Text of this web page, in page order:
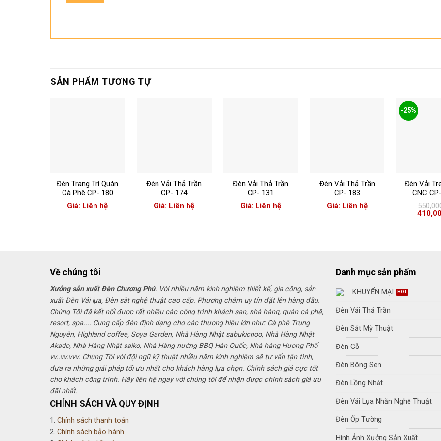
SẢN PHẨM TƯƠNG TỰ
Đèn Trang Trí Quán
Cà Phê CP- 180
Giá: Liên hệ
Đèn Vải Thả Trần
CP- 174
Giá: Liên hệ
Đèn Vải Thả Trần
CP- 131
Giá: Liên hệ
Đèn Vải Thả Trần
CP- 183
Giá: Liên hệ
-25%
Đèn Vải
CNC
Giá
gốc
Về chúng tôi
Xưởng sản xuất Đèn Chương Phú. Với nhiều năm kinh nghiệm thiết kế, gia công, sản
xuất Đèn Vải lụa, Đèn sắt nghệ thuật cao cấp. Phương châm uy tín đặt lên hàng đầu.
Chúng Tôi đã kết nối được rất nhiều các công trình khách sạn, nhà hàng, quán cà phê,
resort, spa.... Cung cấp đèn định dạng cho các thương hiệu lớn như: Cà phê Trung
Nguyên, Highland coffee, Soya Garden, Nhà Hàng Nhật sabukichoo, Nhà Hàng Nhật
Akado, Nhà Hàng Nhật saiko, Nhà Hàng nướng BBQ Hàn Quốc, Nhà hàng Hương Phố
vv..vv.vvv. Chúng Tôi với đội ngũ kỹ thuật nhiều năm kinh nghiệm sẽ tư vấn tận tình,
đưa ra những giải pháp tối ưu nhất cho khách hàng lựa chọn. Chính sách giá cực tốt
cho khách công trình. Hãy liên hệ ngay với chúng tôi để nhận được chính sách giá ưu
đãi nhất.
CHÍNH SÁCH VÀ QUY ĐỊNH
1. Chính sách thanh toán
2. Chính sách bảo hành
Danh mục sản phẩm
KHUYẾN MẠI
Đèn Vải Thả Trần
Đèn Sắt Mỹ Thuật
Đèn Gỗ
Đèn Bông Sen
Đèn Lồng Nhật
Đèn Vải Lụa Nhăn Nghệ Thuật
Đèn Ốp Tường
Hình Ảnh Xưởng Sản Xuất